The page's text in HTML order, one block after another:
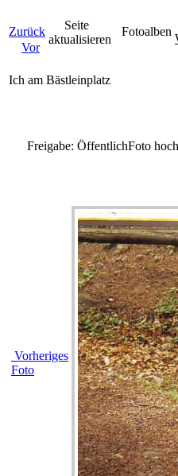
Zurück
Vor
Seite
aktualisieren
Fotoalben
Ich am Bästleinplatz
Freigabe: ÖffentlichFoto
Vorheriges
Foto